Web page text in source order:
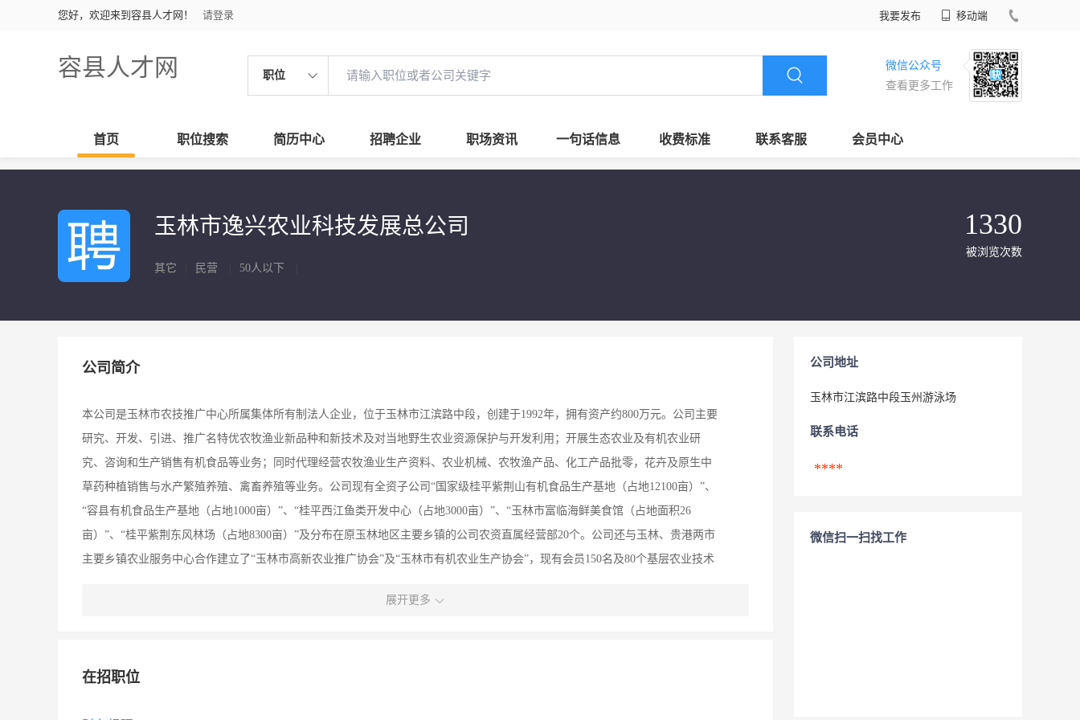
您好，欢迎来到容县人才网！ 请登录 我要发布 移动端
容县人才网 职位
微信公众号
查看更多工作
首页 职位搜索 简历中心 招聘企业 职场资讯 一句话信息 收费标准 联系客服 会员中心
玉林市逸兴农业科技发展总公司
其它 民营 50人以下
1330
被浏览次数
公司简介
本公司是玉林市农技推广中心所属集体所有制法人企业，位于玉林市江滨路中段，创建于1992年，拥有资产约800万元。公司主要
研究、开发、引进、推广名特优农牧渔业新品种和新技术及对当地野生农业资源保护与开发利用；开展生态农业及有机农业研
究、咨询和生产销售有机食品等业务；同时代理经营农牧渔业生产资料、农业机械、农牧渔产品、化工产品批零，花卉及原生中
草药种植销售与水产繁殖养殖、禽畜养殖等业务。公司现有全资子公司“国家级桂平紫荆山有机食品生产基地（占地12100亩）”、
“容县有机食品生产基地（占地1000亩）”、“桂平西江鱼类开发中心（占地3000亩）”、“玉林市富临海鲜美食馆（占地面积26
亩）”、“桂平紫荆东风林场（占地8300亩）”及分布在原玉林地区主要乡镇的公司农资直属经营部20个。公司还与玉林、贵港两市
主要乡镇农业服务中心合作建立了“玉林市高新农业推广协会”及“玉林市有机农业生产协会”，现有会员150名及80个基层农业技术
册了“紫荆山”商标的第30和31类使用范围。有机沙田柚、有机野韭菜、有机八角、有机竹笋等产品已打入了北京、上海、广州、
展开更多
在招职位
公司地址
玉林市江滨路中段玉州游泳场
联系电话
****
微信扫一扫找工作